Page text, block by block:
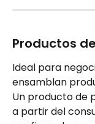
Productos
Ideal para
ensamblan
Un producto de
a partir del